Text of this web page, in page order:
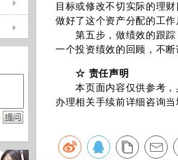
目标或修改不切实际的理
做好了这个资产分配的工
第五步，做绩效的跟踪
一个投资绩效的回顾，不
☆ 责任声明
本页面内容仅供参考，
办理相关手续前详细咨询